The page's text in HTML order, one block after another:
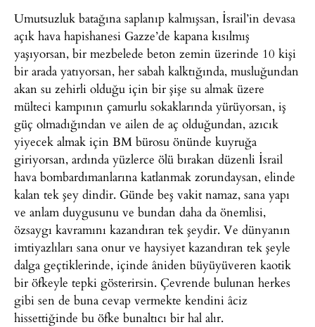
Umutsuzluk batağına saplanıp kalmışsan, İsrail’in devasa
açık hava hapishanesi Gazze’de kapana kısılmış
yaşıyorsan, bir mezbelede beton zemin üzerinde 10 kişi
bir arada yatıyorsan, her sabah kalktığında, musluğundan
akan su zehirli olduğu için bir şişe su almak üzere
mülteci kampının çamurlu sokaklarında yürüyorsan, iş
güç olmadığından ve ailen de aç olduğundan, azıcık
yiyecek almak için BM bürosu önünde kuyruğa
giriyorsan, ardında yüzlerce ölü bırakan düzenli İsrail
hava bombardımanlarına katlanmak zorundaysan, elinde
kalan tek şey dindir. Günde beş vakit namaz, sana yapı
ve anlam duygusunu ve bundan daha da önemlisi,
özsaygı kavramını kazandıran tek şeydir. Ve dünyanın
imtiyazlıları sana onur ve haysiyet kazandıran tek şeyle
dalga geçtiklerinde, içinde âniden büyüyüveren kaotik
bir öfkeyle tepki gösterirsin. Çevrende bulunan herkes
gibi sen de buna cevap vermekte kendini âciz
hissettiğinde bu öfke bunaltıcı bir hal alır.